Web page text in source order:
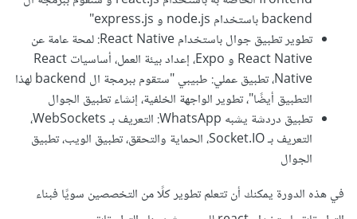
backend باستخدام node.js و express.js"
تطوير تطبيق جوال باستخدام React Native: لمحة عامة عن
React Native و Expo، إعداد بيئة العمل، أساسيات React
Native، تطبيق عملي: طبيبي "ستقوم ببرمجة ال backend لهذا
التطبيق أيضًا"، تطوير الواجهة الخلفية، إنشاء تطبيق الجوال
تطبيق دردشة يشبه WhatsApp: التعريف بـ WebSockets،
التعريف بـ Socket.IO، الحماية والتحقق، تطبيق الويب، تطبيق
الجوال
في هذه الدورة يمكنك أن تتعلم تطوير كلًا من التخصصين سويًا فبناء